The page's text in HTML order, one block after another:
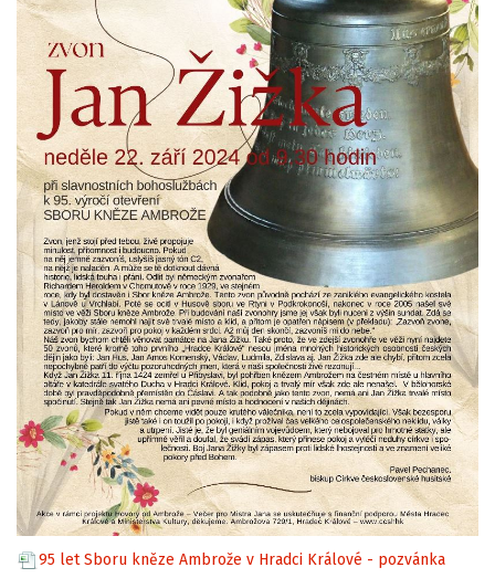
95 let Sboru kněze Ambrože v Hradci Králové - pozvánka